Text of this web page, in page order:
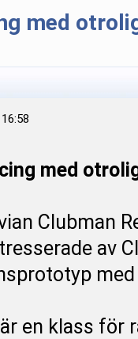
med
med
Clubman
av
en klass för